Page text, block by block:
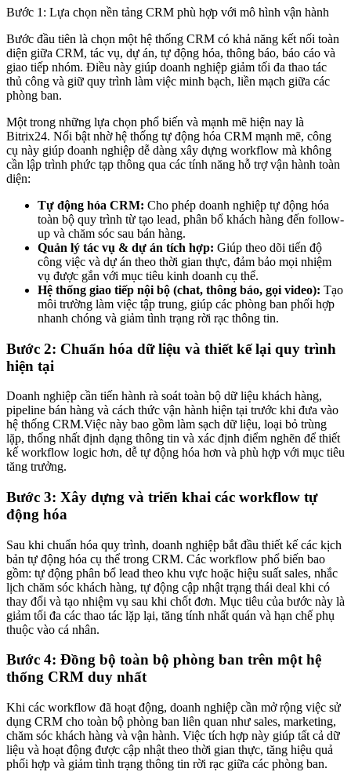
Bước 1: Lựa chọn nền tảng CRM phù hợp với mô hình vận hành
Bước đầu tiên là chọn một hệ thống CRM có khả năng kết nối toàn
diện giữa CRM, tác vụ, dự án, tự động hóa, thông báo, báo cáo và
giao tiếp nhóm. Điều này giúp doanh nghiệp giảm tối đa thao tác
thủ công và giữ quy trình làm việc minh bạch, liền mạch giữa các
phòng ban.
Một trong những lựa chọn phổ biến và mạnh mẽ hiện nay là
Bitrix24. Nổi bật nhờ hệ thống tự động hóa CRM mạnh mẽ, công
cụ này giúp doanh nghiệp dễ dàng xây dựng workflow mà không
cần lập trình phức tạp thông qua các tính năng hỗ trợ vận hành toàn
diện:
Tự động hóa CRM: Cho phép doanh nghiệp tự động hóa
toàn bộ quy trình từ tạo lead, phân bổ khách hàng đến follow-
up và chăm sóc sau bán hàng.
Quản lý tác vụ & dự án tích hợp: Giúp theo dõi tiến độ
công việc và dự án theo thời gian thực, đảm bảo mọi nhiệm
vụ được gắn với mục tiêu kinh doanh cụ thể.
Hệ thống giao tiếp nội bộ (chat, thông báo, gọi video): Tạo
môi trường làm việc tập trung, giúp các phòng ban phối hợp
nhanh chóng và giảm tình trạng rời rạc thông tin.
Bước 2: Chuẩn hóa dữ liệu và thiết kế lại quy trình
hiện tại
Doanh nghiệp cần tiến hành rà soát toàn bộ dữ liệu khách hàng,
pipeline bán hàng và cách thức vận hành hiện tại trước khi đưa vào
hệ thống CRM.Việc này bao gồm làm sạch dữ liệu, loại bỏ trùng
lặp, thống nhất định dạng thông tin và xác định điểm nghẽn để thiết
kế workflow logic hơn, dễ tự động hóa hơn và phù hợp với mục tiêu
tăng trưởng.
Bước 3: Xây dựng và triển khai các workflow tự
động hóa
Sau khi chuẩn hóa quy trình, doanh nghiệp bắt đầu thiết kế các kịch
bản tự động hóa cụ thể trong CRM. Các workflow phổ biến bao
gồm: tự động phân bổ lead theo khu vực hoặc hiệu suất sales, nhắc
lịch chăm sóc khách hàng, tự động cập nhật trạng thái deal khi có
thay đổi và tạo nhiệm vụ sau khi chốt đơn. Mục tiêu của bước này là
giảm tối đa các thao tác lặp lại, tăng tính nhất quán và hạn chế phụ
thuộc vào cá nhân.
Bước 4: Đồng bộ toàn bộ phòng ban trên một hệ
thống CRM duy nhất
Khi các workflow đã hoạt động, doanh nghiệp cần mở rộng việc sử
dụng CRM cho toàn bộ phòng ban liên quan như sales, marketing,
chăm sóc khách hàng và vận hành. Việc tích hợp này giúp tất cả dữ
liệu và hoạt động được cập nhật theo thời gian thực, tăng hiệu quả
phối hợp và giảm tình trạng thông tin rời rạc giữa các phòng ban.